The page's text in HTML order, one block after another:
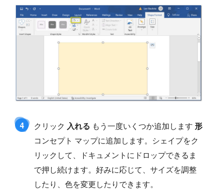
4 クリック 入れる もう一度いくつか追加します 形
コンセプト マップに追加します。シェイプをク
リックして、ドキュメントにドロップできるま
で押し続けます。好みに応じて、サイズを調整
したり、色を変更したりできます。